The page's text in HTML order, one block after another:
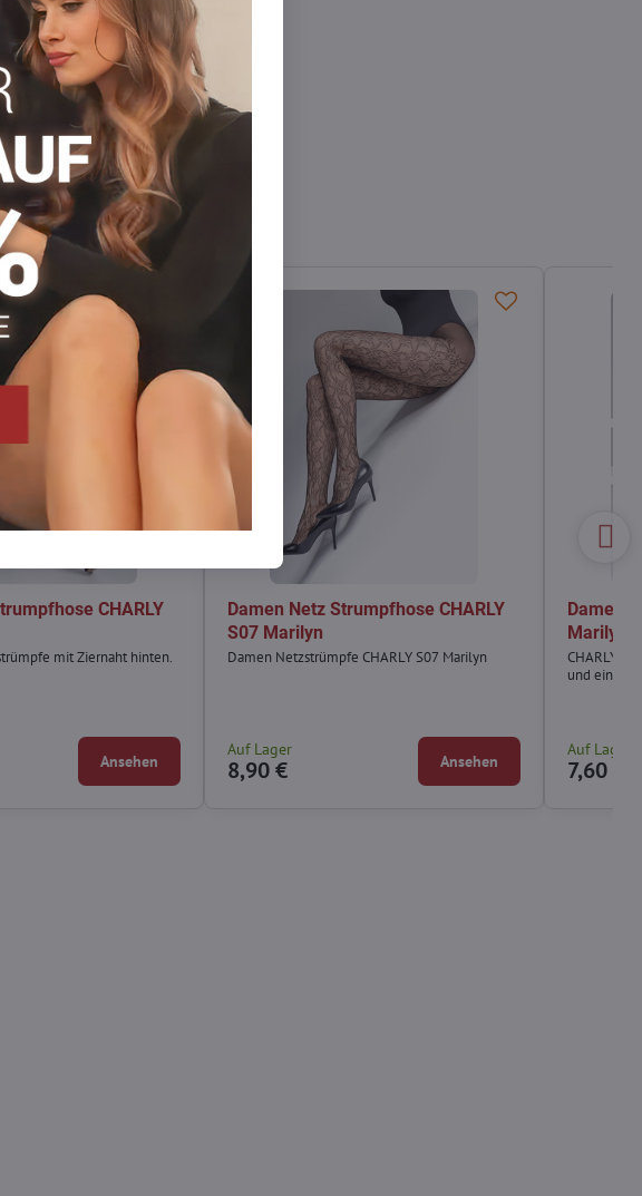
Strumpfhosen DEN
WhatsApp
E-
mail
CHARLY
mit Ziernaht hinten.
Ansehen
Damen Netz Strumpfhose CHARLY
S07 Marilyn
Damen Netzstrümpfe CHARLY S07 Marilyn
Auf Lager
8,90 € Ansehen
Damen
Marilyn
CHARLY
und einer
Auf Lager
7,60 €